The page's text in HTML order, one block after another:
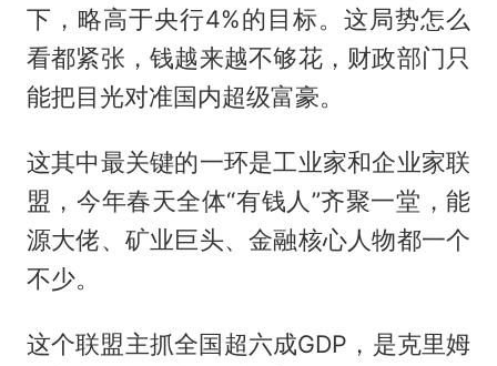
下，略高于央行4%的目标。这局势怎么
看都紧张，钱越来越不够花，财政部门只
能把目光对准国内超级富豪。
这其中最关键的一环是工业家和企业家联
盟，今年春天全体“有钱人”齐聚一堂，能
源大佬、矿业巨头、金融核心人物都一个
不少。
这个联盟主抓全国超六成GDP，是克里姆